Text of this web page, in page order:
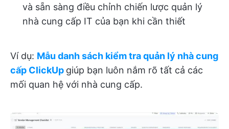
và sẵn sàng điều chỉnh chiến lược quản lý
nhà cung cấp IT của bạn khi cần thiết
Ví dụ: Mẫu danh sách kiểm tra quản lý nhà cung
cấp ClickUp giúp bạn luôn nắm rõ tất cả các
mối quan hệ với nhà cung cấp.